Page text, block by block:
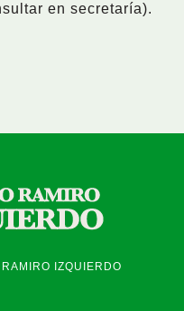
en secretaría).
IZQUIERDO